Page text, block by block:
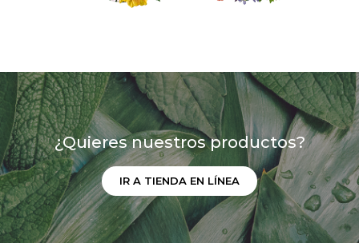
¿Quieres nuestros productos?
IR A TIENDA EN LÍNEA